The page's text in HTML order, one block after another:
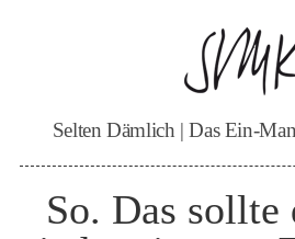
Selten Dämlich | Das Ein-
So. Das sollte